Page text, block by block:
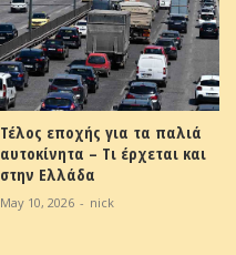
Τέλος εποχής για τα παλιά
αυτοκίνητα – Τι έρχεται και
στην Ελλάδα
May 10, 2026 - nick